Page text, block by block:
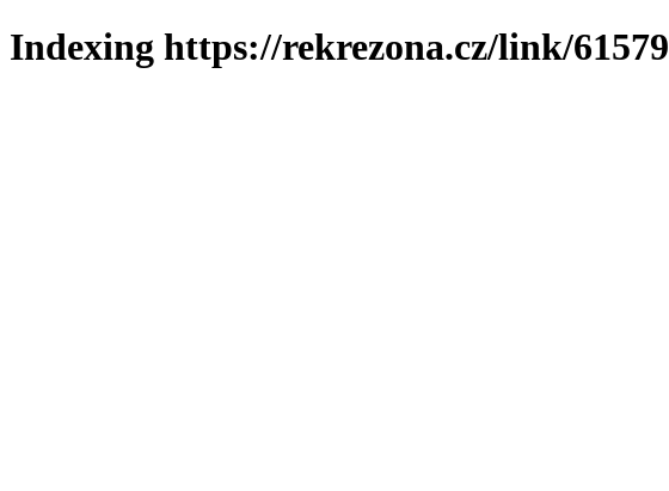
Indexing https://rekrezona.cz/link/61579